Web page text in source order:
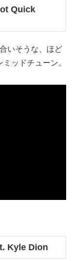
Quick
いそうな、ほど
ッドチューン。
Kyle Dion